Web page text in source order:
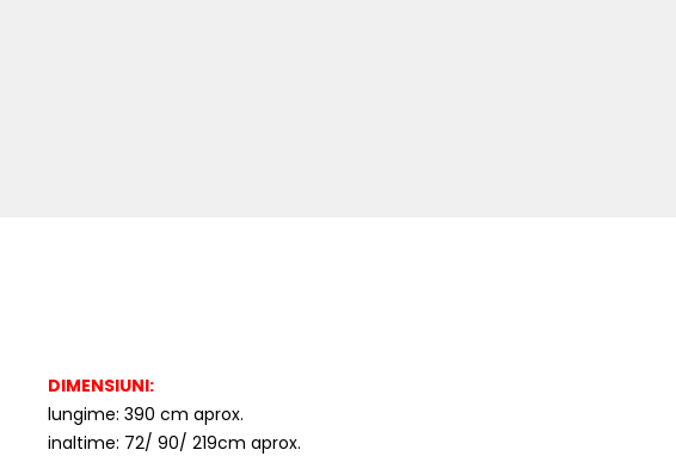
DIMENSIUNI:
lungime: 390 cm aprox.
inaltime: 72/ 90/ 219cm aprox.